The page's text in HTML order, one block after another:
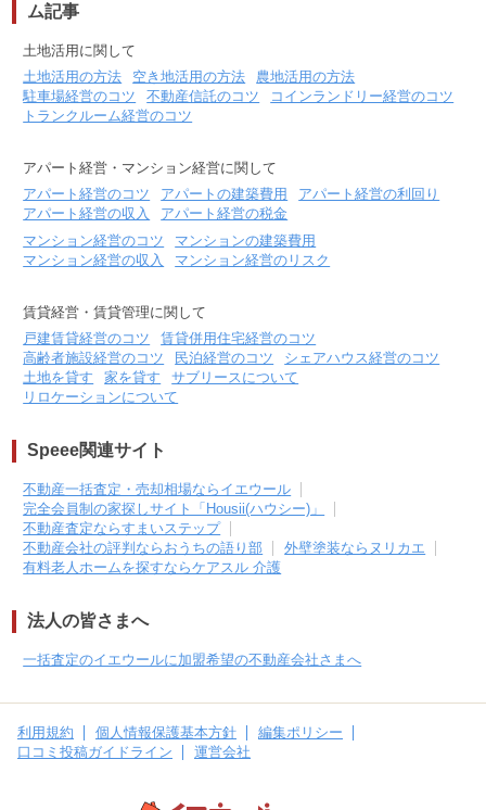
ム記事
土地活用に関して
土地活用の方法
空き地活用の方法
農地活用の方法
駐車場経営のコツ
不動産信託のコツ
コインランドリー経営のコツ
トランクルーム経営のコツ
アパート経営・マンション経営に関して
アパート経営のコツ
アパートの建築費用
アパート経営の利回り
アパート経営の収入
アパート経営の税金
マンション経営のコツ
マンションの建築費用
マンション経営の収入
マンション経営のリスク
賃貸経営・賃貸管理に関して
戸建賃貸経営のコツ
賃貸併用住宅経営のコツ
高齢者施設経営のコツ
民泊経営のコツ
シェアハウス経営のコツ
土地を貸す
家を貸す
サブリースについて
リロケーションについて
Speee関連サイト
不動産一括査定・売却相場ならイエウール
完全会員制の家探しサイト「Housii(ハウシー)」
不動産査定ならすまいステップ
不動産会社の評判ならおうちの語り部
外壁塗装ならヌリカエ
有料老人ホームを探すならケアスル 介護
法人の皆さまへ
一括査定のイエウールに加盟希望の不動産会社さまへ
利用規約 個人情報保護基本方針
編集ポリシー
口コミ投稿ガイドライン
運営会社